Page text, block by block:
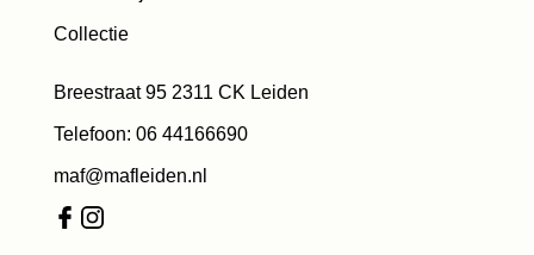
Collectie
Breestraat 95 2311 CK Leiden
Telefoon: 06 44166690
maf@mafleiden.nl